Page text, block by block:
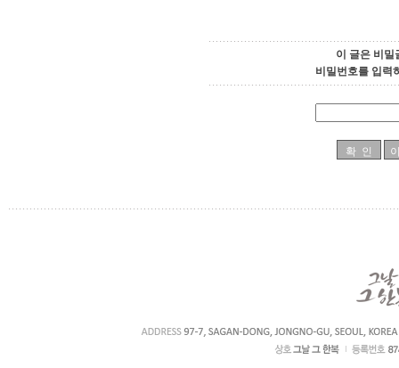
이 글은 비밀
비밀번호를 입력